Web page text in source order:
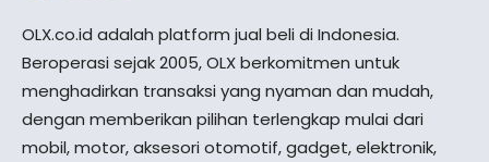
OLX.co.id adalah platform jual beli di Indonesia.
Beroperasi sejak 2005, OLX berkomitmen untuk
menghadirkan transaksi yang nyaman dan mudah,
dengan memberikan pilihan terlengkap mulai dari
mobil, motor, aksesori otomotif, gadget, elektronik,